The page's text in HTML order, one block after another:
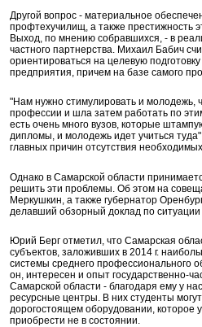
Другой вопрос - материальное
профтехучилищ, а также престижность
Выход, по мнению собравшихся, - в
частного партнерства. Михаил Бабич
ориентироваться на целевую
предприятия, причем на базе самого
"Нам нужно стимулировать и молодежь,
профессии и шла затем работать по
есть очень много вузов, которые
дипломы, и молодежь идет учиться
главных причин отсутствия
Однако в Самарской области
решить эти проблемы. Об этом на
Меркушкин, а также губернатор
делавший обзорный доклад по
Юрий Берг отметил, что Самарская
субъектов, заложивших в 2014 г.
системы среднего профессионального
он, интересен и опыт государственно-
Самарской области - благодаря ему у
ресурсные центры. В них студенты
дорогостоящем оборудовании,
приобрести не в состоянии.